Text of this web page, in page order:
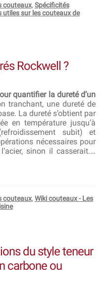
couteaux, Spécificités
utiles sur les couteaux de
Rockwell ?
quantifier la dureté d’un
tranchant, une dureté de
La dureté s’obtient par
en température jusqu’à
subit) et
nécessaires pour
sinon il casserait.…
couteaux, Wiki couteaux - Les
du style teneur
carbone ou